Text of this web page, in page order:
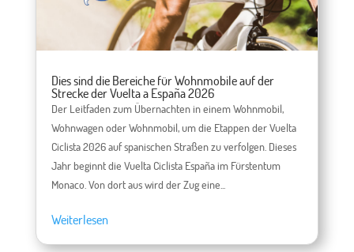
Dies sind die Bereiche für Wohnmobile auf der
Strecke der Vuelta a España 2026
Der Leitfaden zum Übernachten in einem Wohnmobil,
Wohnwagen oder Wohnmobil, um die Etappen der Vuelta
Ciclista 2026 auf spanischen Straßen zu verfolgen. Dieses
Jahr beginnt die Vuelta Ciclista España im Fürstentum
Monaco. Von dort aus wird der Zug eine...
Weiterlesen